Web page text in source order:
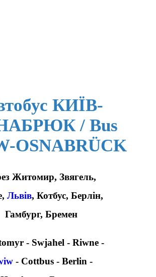
КИЇВ-
/ Bus
OSNABRÜCK
Житомир, Звягель,
Львів, Котбус, Берлін,
Гамбург, Бремен
- Swjahel - Riwne -
- Cottbus - Berlin -